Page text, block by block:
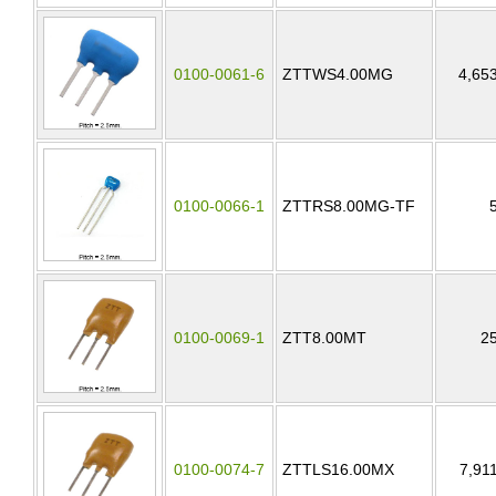
0100-0061-6 ZTTWS4.00MG
0100-0066-1 ZTTRS8.00MG-TF
0100-0069-1 ZTT8.00MT
0100-0074-7 ZTTLS16.00MX